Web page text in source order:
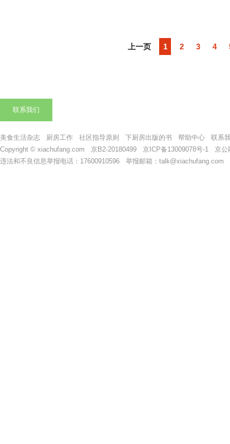
上一页 1 2 3 4
联系我们
美食生活杂志 厨房工作 社区指导原则 下厨房出版的书 帮助中心
联系
Copyright © xiachufang.com 京B2-20180499 京ICP备13009078号-1 京公
违法和不良信息举报电话：17600910596 举报邮箱：talk@xiachufang.com